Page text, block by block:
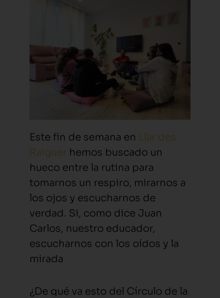
Este fin de semana en Llar des
Raiguer hemos buscado un
hueco entre la rutina para
tomarnos un respiro, mirarnos a
los ojos y escucharnos de
verdad. Si, como dice Juan
Carlos, nuestro educador,
escucharnos con los oídos y la
mirada
¿De qué va esto del Círculo de la